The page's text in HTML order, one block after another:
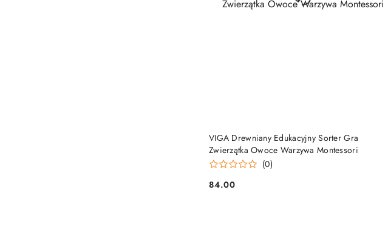
VIGA Drewniany Edukacyjny Sorter Gra
Zwierzątka Owoce Warzywa Montessori
(0)
Cena:
84.00
DO KOSZYKA